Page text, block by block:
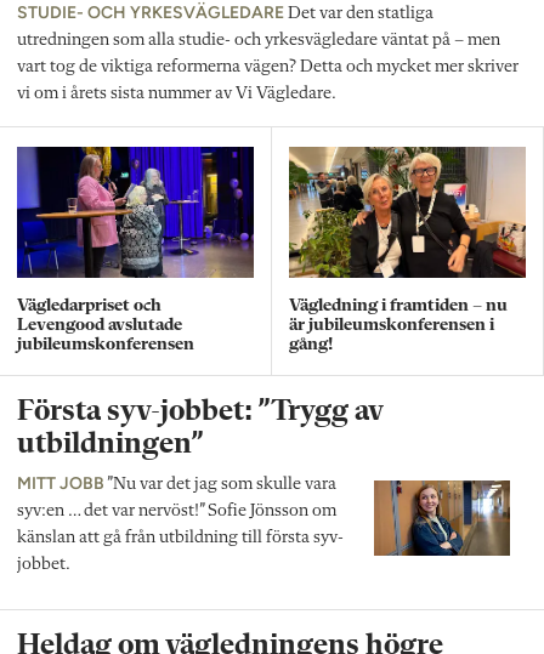
STUDIE- OCH YRKESVÄGLEDARE Det var den statliga
utredningen som alla studie- och yrkesvägledare väntat på – men
vart tog de viktiga reformerna vägen? Detta och mycket mer skriver
vi om i årets sista nummer av Vi Vägledare.
Vägledarpriset och
Levengood avslutade
jubileumskonferensen
Vägledning i framtiden – nu
är jubileumskonferensen i
gång!
Första syv-jobbet: ”Trygg av
utbildningen”
MITT JOBB ”Nu var det jag som skulle vara
syv:en … det var nervöst!” Sofie Jönsson om
känslan att gå från utbildning till första syv-
jobbet.
Heldag om vägledningens högre